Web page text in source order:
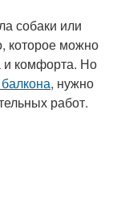
собаки или
которое можно
и комфорта. Но
, нужно
работ.